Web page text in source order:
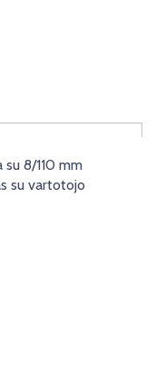
su 8/110 mm
su vartotojo